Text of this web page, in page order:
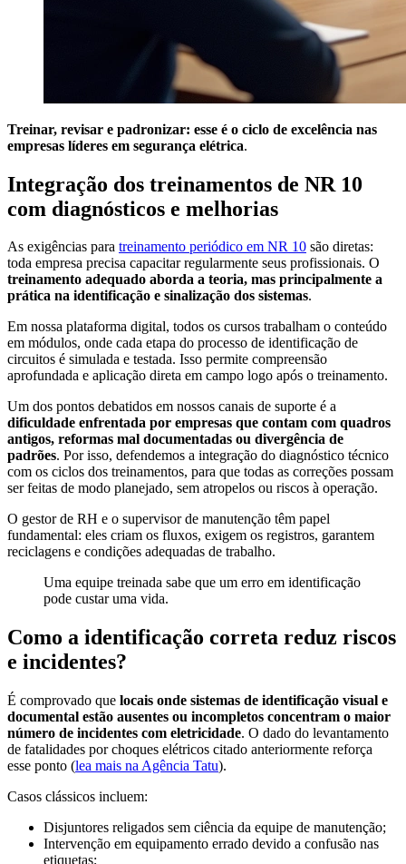
Treinar, revisar e padronizar: esse é o ciclo de excelência nas
empresas líderes em segurança elétrica.
Integração dos treinamentos de NR 10
com diagnósticos e melhorias
As exigências para treinamento periódico em NR 10 são diretas:
toda empresa precisa capacitar regularmente seus profissionais. O
treinamento adequado aborda a teoria, mas principalmente a
prática na identificação e sinalização dos sistemas.
Em nossa plataforma digital, todos os cursos trabalham o conteúdo
em módulos, onde cada etapa do processo de identificação de
circuitos é simulada e testada. Isso permite compreensão
aprofundada e aplicação direta em campo logo após o treinamento.
Um dos pontos debatidos em nossos canais de suporte é a
dificuldade enfrentada por empresas que contam com quadros
antigos, reformas mal documentadas ou divergência de
padrões. Por isso, defendemos a integração do diagnóstico técnico
com os ciclos dos treinamentos, para que todas as correções possam
ser feitas de modo planejado, sem atropelos ou riscos à operação.
O gestor de RH e o supervisor de manutenção têm papel
fundamental: eles criam os fluxos, exigem os registros, garantem
reciclagens e condições adequadas de trabalho.
Uma equipe treinada sabe que um erro em identificação
pode custar uma vida.
Como a identificação correta reduz riscos
e incidentes?
É comprovado que locais onde sistemas de identificação visual e
documental estão ausentes ou incompletos concentram o maior
número de incidentes com eletricidade. O dado do levantamento
de fatalidades por choques elétricos citado anteriormente reforça
esse ponto (lea mais na Agência Tatu).
Casos clássicos incluem:
Disjuntores religados sem ciência da equipe de manutenção;
Intervenção em equipamento errado devido a confusão nas
etiquetas;